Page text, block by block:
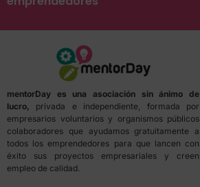
mentorDay es una asociación sin ánimo de
lucro, privada e independiente, formada por
empresarios voluntarios y organismos públicos
colaboradores que ayudamos gratuitamente a
todos los emprendedores para que lancen con
éxito sus proyectos empresariales y creen
empleo de calidad.